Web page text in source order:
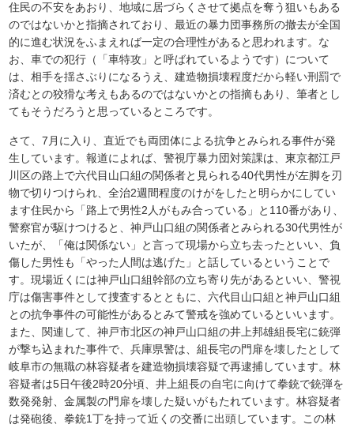
住民の不安をあおり、地域に居づらくさせて拠点を奪う狙いもある
のではないかと指摘されており、最近の暴力団事務所の撤去が全国
的に進む状況をふまえれば一定の合理性があると思われます。な
お、車での犯行（「車特攻」と呼ばれているようです）について
は、相手を揺さぶりになるうえ、建造物損壊程度だから軽い刑罰で
済むとの狡猾な考えもあるのではないかとの指摘もあり、筆者とし
てもそうだろうと思っているところです。
さて、7月に入り、直近でも両団体による抗争とみられる事件が発
生しています。報道によれば、警視庁暴力団対策課は、東京都江戸
川区の路上で六代目山口組の関係者と見られる40代男性が左脚を刃
物で切りつけられ、全治2週間程度のけがをしたと明らかにしてい
ます住民から「路上で男性2人がもみ合っている」と110番があり、
警察官が駆けつけると、神戸山口組の関係者とみられる30代男性が
いたが、「俺は関係ない」と言って現場から立ち去ったといい、負
傷した男性も「やった人間は逃げた」と話しているということで
す。現場近くには神戸山口組幹部の立ち寄り先があるといい、警視
庁は傷害事件として捜査するとともに、六代目山口組と神戸山口組
との抗争事件の可能性があるとみて警戒を強めているといいます。
また、関連して、神戸市北区の神戸山口組の井上邦雄組長宅に銃弾
が撃ち込まれた事件で、兵庫県警は、組長宅の門扉を壊したとして
岐阜市の無職の林容疑者を建造物損壊容疑で再逮捕しています。林
容疑者は5日午後2時20分頃、井上組長の自宅に向けて拳銃で銃弾を
数発発射、金属製の門扉を壊した疑いがもたれています。林容疑者
は発砲後、拳銃1丁を持って近くの交番に出頭しています。この林